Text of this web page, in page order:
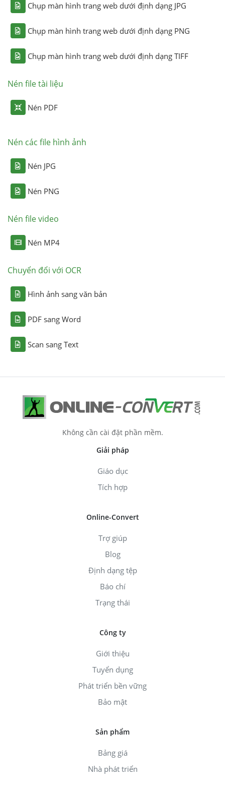
Chụp màn hình trang web dưới định dạng JPG
Chụp màn hình trang web dưới định dạng PNG
Chụp màn hình trang web dưới định dạng TIFF
Nén file tài liệu
Nén PDF
Nén các file hình ảnh
Nén JPG
Nén PNG
Nén file video
Nén MP4
Chuyển đổi với OCR
Hình ảnh sang văn bản
PDF sang Word
Scan sang Text
Không cần cài đặt phần mềm.
Giải pháp
Giáo dục
Tích hợp
Online-Convert
Trợ giúp
Blog
Định dạng tệp
Báo chí
Trạng thái
Công ty
Giới thiệu
Tuyển dụng
Phát triển bền vững
Bảo mật
Sản phẩm
Bảng giá
Nhà phát triển